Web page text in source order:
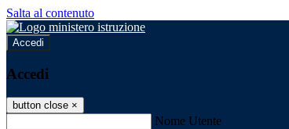
Salta al contenuto
Accedi
Accedi
button close ×
Nome Utente